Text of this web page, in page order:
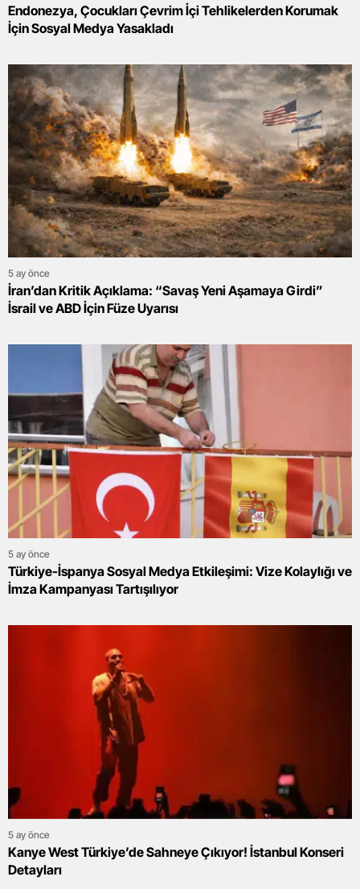
Endonezya, Çocukları Çevrim İçi Tehlikelerden Korumak
İçin Sosyal Medya Yasakladı
5 ay önce
İran’dan Kritik Açıklama: “Savaş Yeni Aşamaya Girdi”
İsrail ve ABD İçin Füze Uyarısı
5 ay önce
Türkiye-İspanya Sosyal Medya Etkileşimi: Vize Kolaylığı ve
İmza Kampanyası Tartışılıyor
5 ay önce
Kanye West Türkiye’de Sahneye Çıkıyor! İstanbul Konseri
Detayları